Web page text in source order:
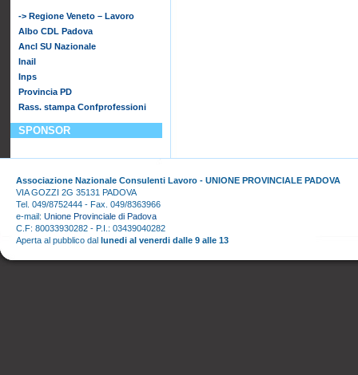
-> Regione Veneto – Lavoro
Albo CDL Padova
Ancl SU Nazionale
Inail
Inps
Provincia PD
Rass. stampa Confprofessioni
SPONSOR
Associazione Nazionale Consulenti Lavoro - UNIONE PROVINCIALE PADOVA
VIA GOZZI 2G 35131 PADOVA
Tel. 049/8752444 - Fax. 049/8363966
e-mail: Unione Provinciale di Padova
C.F: 80033930282 - P.I.: 03439040282
Aperta al pubblico dal lunedi al venerdi dalle 9 alle 13